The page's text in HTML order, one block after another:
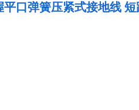
平口弹簧压紧式接地线